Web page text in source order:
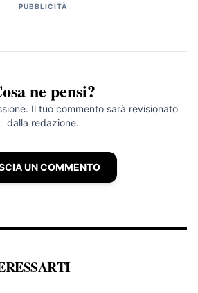
PUBBLICITÀ
ne pensi?
Il tuo commento sarà revisionato
dalla redazione.
UN COMMENTO